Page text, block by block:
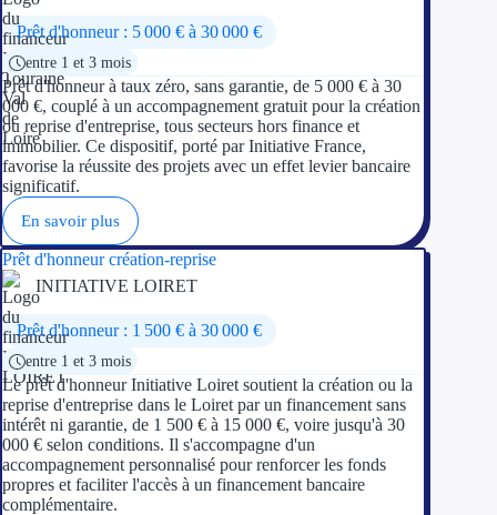
Prêt d'honneur : 5 000 € à 30 000 €
entre 1 et 3 mois
Prêt d'honneur à taux zéro, sans garantie, de 5 000 € à 30
000 €, couplé à un accompagnement gratuit pour la création
ou reprise d'entreprise, tous secteurs hors finance et
immobilier. Ce dispositif, porté par Initiative France,
favorise la réussite des projets avec un effet levier bancaire
significatif.
En savoir plus
Prêt d'honneur création-reprise
INITIATIVE LOIRET
Prêt d'honneur : 1 500 € à 30 000 €
entre 1 et 3 mois
Le prêt d'honneur Initiative Loiret soutient la création ou la
reprise d'entreprise dans le Loiret par un financement sans
intérêt ni garantie, de 1 500 € à 15 000 €, voire jusqu'à 30
000 € selon conditions. Il s'accompagne d'un
accompagnement personnalisé pour renforcer les fonds
propres et faciliter l'accès à un financement bancaire
complémentaire.